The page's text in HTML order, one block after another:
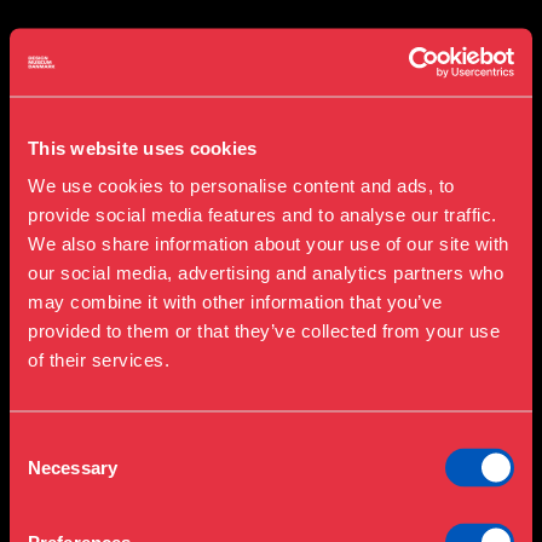
This website uses cookies
We use cookies to personalise content and ads, to
provide social media features and to analyse our traffic.
We also share information about your use of our site with
our social media, advertising and analytics partners who
may combine it with other information that you’ve
provided to them or that they’ve collected from your use
of their services.
Selection
Necessary
César, Expansion, 1967
Som titlen,Expansion, antyder, kan Césars værk
franske skulptør var en vigtig del af kunstbevægelsen
nouveau réalisme, hvor en gruppe kunstnere i
1960’erne udfordrede koblingen mellem ideer og
genstande fra den virkelige verden og kunst.
Sammen med kunstnere som blandt andre Yves Klein
og Daniel Spoerri, var César med til at sætte en ny
brugte dekonstruktion som et væsentligt greb, da de
ved at destruere og omforme objekter kunne tilføre